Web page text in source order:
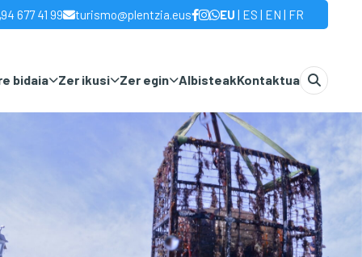
94 677 41 99 turismo@plentzia.eus EU | ES | EN | FR
bidaia Zer ikusi Zer egin AlbisteakKontaktua